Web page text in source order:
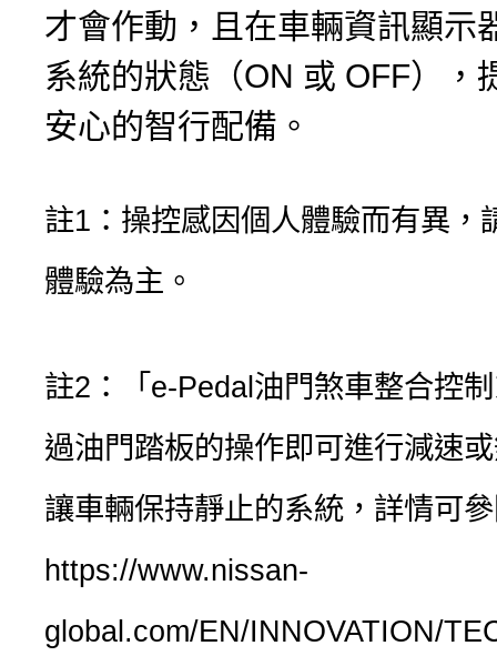
才會作動，且在車輛資訊顯示
系統的狀態（ON 或 OFF），
安心的智行配備。
註1：操控感因個人體驗而有異，
體驗為主。
註2：「e-Pedal油門煞車整合控
過油門踏板的操作即可進行減速
讓車輛保持靜止的系統，詳情可
https://www.nissan-
global.com/EN/INNOVATION/